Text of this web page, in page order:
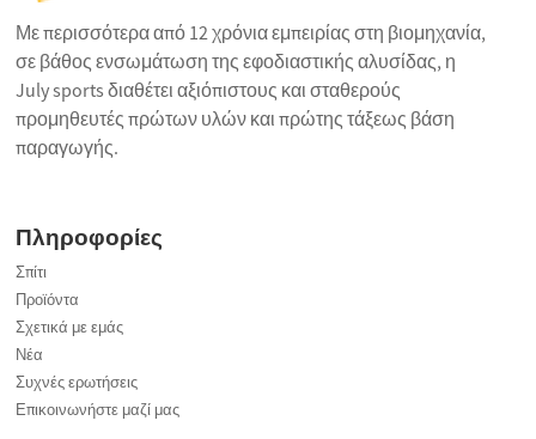
Με περισσότερα από 12 χρόνια εμπειρίας στη βιομηχανία,
σε βάθος ενσωμάτωση της εφοδιαστικής αλυσίδας, η
July sports διαθέτει αξιόπιστους και σταθερούς
προμηθευτές πρώτων υλών και πρώτης τάξεως βάση
παραγωγής.
Πληροφορίες
Σπίτι
Προϊόντα
Σχετικά με εμάς
Νέα
Συχνές ερωτήσεις
Επικοινωνήστε μαζί μας